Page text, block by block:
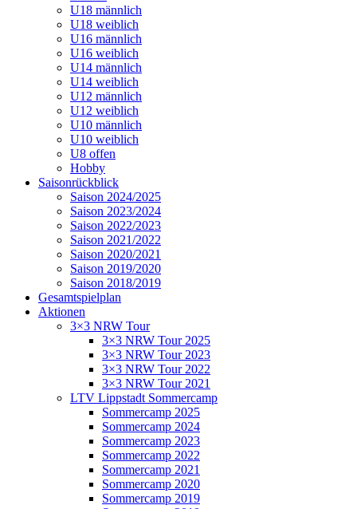
U18 männlich
U18 weiblich
U16 männlich
U16 weiblich
U14 männlich
U14 weiblich
U12 männlich
U12 weiblich
U10 männlich
U10 weiblich
U8 offen
Hobby
Saisonrückblick
Saison 2024/2025
Saison 2023/2024
Saison 2022/2023
Saison 2021/2022
Saison 2020/2021
Saison 2019/2020
Saison 2018/2019
Gesamtspielplan
Aktionen
3×3 NRW Tour
3×3 NRW Tour 2025
3×3 NRW Tour 2023
3×3 NRW Tour 2022
3×3 NRW Tour 2021
LTV Lippstadt Sommercamp
Sommercamp 2025
Sommercamp 2024
Sommercamp 2023
Sommercamp 2022
Sommercamp 2021
Sommercamp 2020
Sommercamp 2019